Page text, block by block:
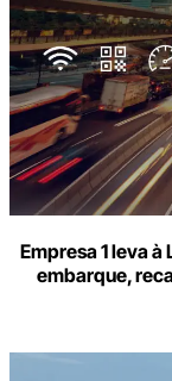
Empresa 1 leva
embarque,